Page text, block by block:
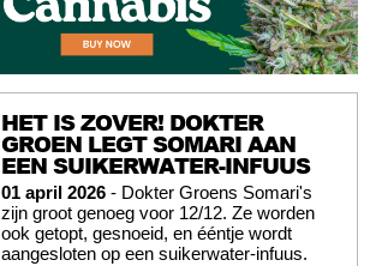
HET IS ZOVER! DOKTER
GROEN LEGT SOMARI AAN
EEN SUIKERWATER-INFUUS
01 april 2026 - Dokter Groens Somari's
zijn groot genoeg voor 12/12. Ze worden
ook getopt, gesnoeid, en ééntje wordt
aangesloten op een suikerwater-infuus.